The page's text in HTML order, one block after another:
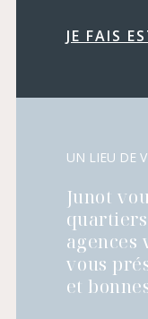
JE FAIS
UN LIEU DE
Junot
agences
vous
et